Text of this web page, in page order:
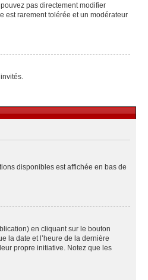
pas directement modifier
est rarement tolérée et un modérateur
disponibles est affichée en bas de
en cliquant sur le bouton
la date et l’heure de la dernière
propre initiative. Notez que les